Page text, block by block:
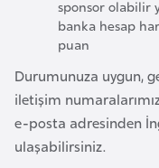
sponsor olabilir
banka hesap
puan
Durumunuza uygun,
iletişim
e-posta adresinden
ulaşabilirsiniz.
F
i
n